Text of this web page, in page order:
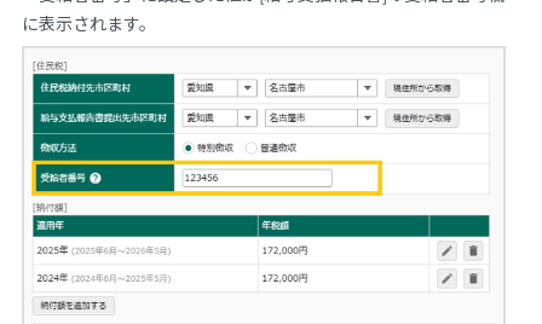
に表示されます。